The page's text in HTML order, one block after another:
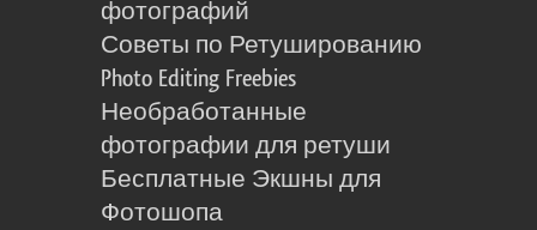
фотографий
Советы по Ретушированию
Photo Editing Freebies
Необработанные
фотографии для ретуши
Бесплатные Экшны для
Фотошопа